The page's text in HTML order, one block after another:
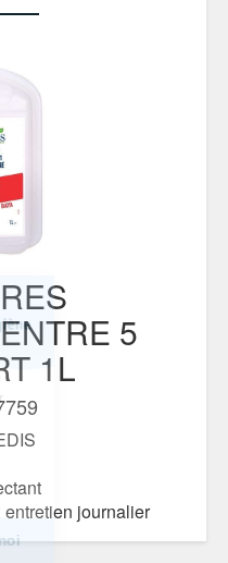
pour moi
5
1L
entretien journalier